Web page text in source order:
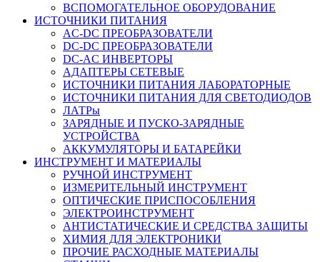
ВСПОМОГАТЕЛЬНОЕ ОБОРУДОВАНИЕ
ИСТОЧНИКИ ПИТАНИЯ
AC-DC ПРЕОБРАЗОВАТЕЛИ
DC-DC ПРЕОБРАЗОВАТЕЛИ
DC-AC ИНВЕРТОРЫ
АДАПТЕРЫ СЕТЕВЫЕ
ИСТОЧНИКИ ПИТАНИЯ ЛАБОРАТОРНЫЕ
ИСТОЧНИКИ ПИТАНИЯ ДЛЯ СВЕТОДИОДОВ
ЛАТРы
ЗАРЯДНЫЕ И ПУСКО-ЗАРЯДНЫЕ
УСТРОЙСТВА
АККУМУЛЯТОРЫ И БАТАРЕЙКИ
ИНСТРУМЕНТ И МАТЕРИАЛЫ
РУЧНОЙ ИНСТРУМЕНТ
ИЗМЕРИТЕЛЬНЫЙ ИНСТРУМЕНТ
ОПТИЧЕСКИЕ ПРИСПОСОБЛЕНИЯ
ЭЛЕКТРОИНСТРУМЕНТ
АНТИСТАТИЧЕСКИЕ И СРЕДСТВА ЗАЩИТЫ
ХИМИЯ ДЛЯ ЭЛЕКТРОНИКИ
ПРОЧИЕ РАСХОДНЫЕ МАТЕРИАЛЫ